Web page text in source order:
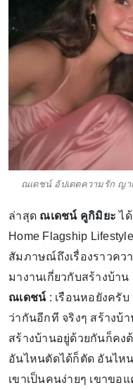
ณเดชน์ อัปเดตความรัก ญา
ล่าสุด ณเดชน์ คูกิมิยะ ไ
Home Flagship
สัมภาษณ์ถึงเรื่องราวคว
มางานเกี่ยวกับสร้างบ้าน
ณเดชน์: เรือนหอยังครับ
ว่ากันอีกที จริงๆ สร้างบ้า
สร้างบ้านอยู่ด้วยกันก็คง
อันไหนตัดได้ก็ตัด อันไห
เขาเป็นคนง่ายๆ เขาขอ